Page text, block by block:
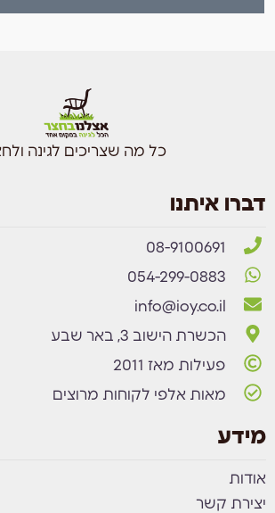
כל מה שצריכים לגינה
דברו איתנו
08-9100691
054-299-0883
info@ioy.co.il
הכשרת הישוב 3, באר שבע
פעילות מאז 2011
מאות אלפי לקוחות מרוצים
מידע
אודות
יצירת קשר